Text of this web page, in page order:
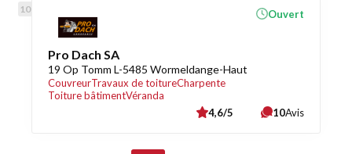
Pro Dach SA
19 Op Tomm L-5485 Wormeldange-Haut
CouvreurTravaux de toitureCharpente
Toiture bâtimentVéranda
Ouvert
4,6/5 10Avis